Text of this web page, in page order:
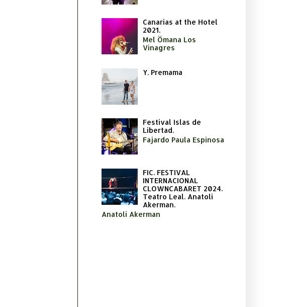
Canarias at the Hotel
2021.
Mel Ömana Los
Vinagres
Y. Premama
Festival Islas de
Libertad.
Fajardo Paula Espinosa
FIC. FESTIVAL
INTERNACIONAL
CLOWNCABARET 2024.
Teatro Leal. Anatoli
Akerman.
Anatoli Akerman